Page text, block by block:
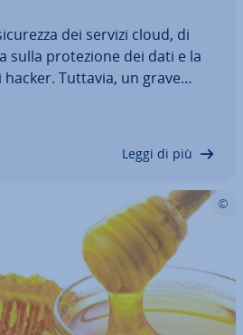
dei servizi cloud, di
sulla pro­te­zio­ne dei dati e la
Tuttavia, un grave
sulla pro­te­zio­ne dei data
Leggi di più